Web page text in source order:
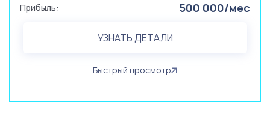
Прибыль: 500 000/мес
УЗНАТЬ ДЕТАЛИ
Быстрый просмотр